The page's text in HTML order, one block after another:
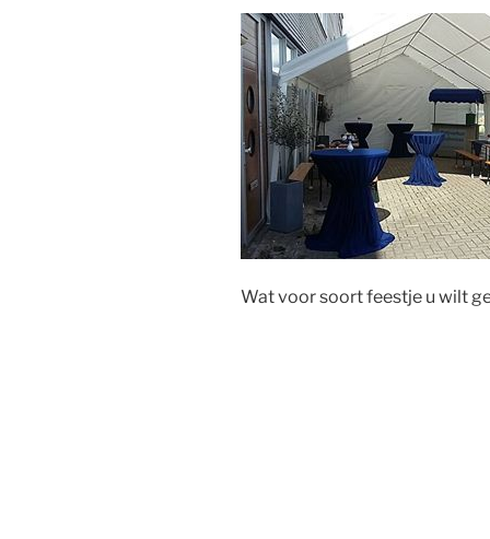
Wat voor soort feestje u wilt